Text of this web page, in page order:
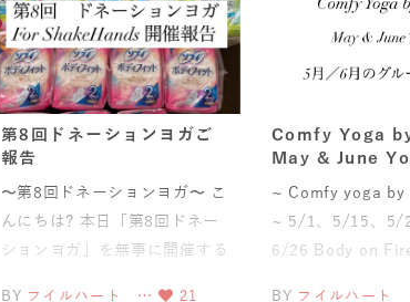
第8回ドネーションヨガご
報告
〜第8回ドネーションヨガ〜 こ
んにちは? 本日「第8回ドネー
ションヨガ」を無事に開催する
BY フイルハート … 21
Comfy Yoga
May & June
~ Comfy yoga by
~ 5/1、5/15、5/
6/26 Body on
BY フイルハー